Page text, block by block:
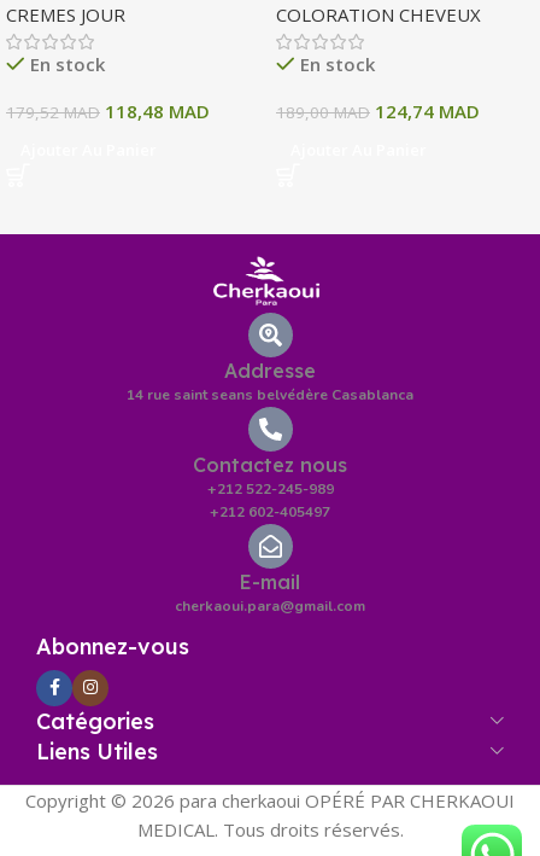
INTENSE 72H 50 ML
CREMES JOUR
En stock
179,52MAD 118,48 MAD
10 A BLOND CLAIR CENDRE
135 ML
COLORATION CHEVEUX
En stock
189,00MAD 124,74 MAD
Addresse
14 rue saint seans belvédère Casablanca
Contactez nous
+212 522-245-989
+212 602-405497
E-mail
cherkaoui.para@gmail.com
Abonnez-vous
Catégories
Liens Utiles
Copyright © 2026 para cherkaoui OPÉRÉ PAR CHERKAOUI
MEDICAL. Tous droits réservés.